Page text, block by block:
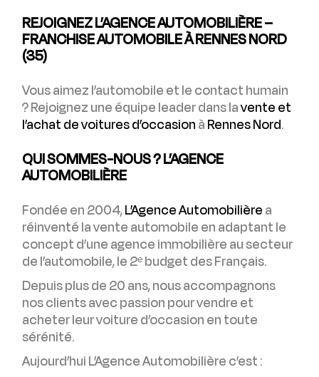
REJOIGNEZ L’AGENCE AUTOMOBILIÈRE –
FRANCHISE AUTOMOBILE À RENNES NORD
(35)
Vous aimez l’automobile et le contact humain
? Rejoignez une équipe leader dans lavente et
l’achat de voitures d’occasionàRennes Nord.
QUI SOMMES-NOUS ? L’AGENCE
AUTOMOBILIÈRE
Fondée en 2004,L’Agence Automobilièrea
réinventé la vente automobile en adaptant le
concept d’une agence immobilière au secteur
de l’automobile, le 2ᵉ budget des Français.
Depuis plus de 20 ans, nous accompagnons
nos clients avec passion pour vendre et
acheter leur voiture d’occasion en toute
sérénité.
Aujourd’hui L’Agence Automobilière c’est :